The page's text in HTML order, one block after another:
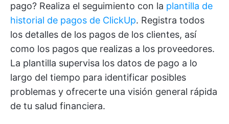
pago? Realiza el seguimiento con la plantilla de
historial de pagos de ClickUp. Registra todos
los detalles de los pagos de los clientes, así
como los pagos que realizas a los proveedores.
La plantilla supervisa los datos de pago a lo
largo del tiempo para identificar posibles
problemas y ofrecerte una visión general rápida
de tu salud financiera.